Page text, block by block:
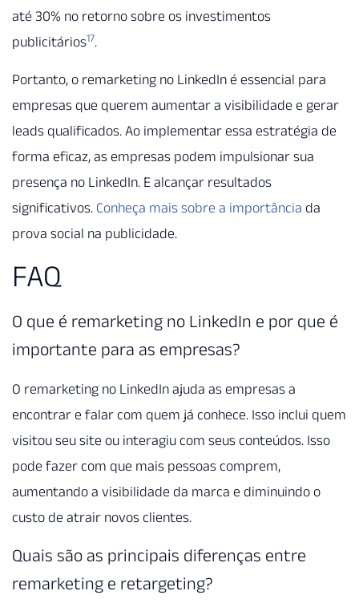
até 30% no retorno sobre os investimentos
publicitários17.
Portanto, o remarketing no LinkedIn é essencial para
empresas que querem aumentar a visibilidade e gerar
leads qualificados. Ao implementar essa estratégia de
forma eficaz, as empresas podem impulsionar sua
presença no LinkedIn. E alcançar resultados
significativos. Conheça mais sobre a importância da
prova social na publicidade.
FAQ
O que é remarketing no LinkedIn e por que é
importante para as empresas?
O remarketing no LinkedIn ajuda as empresas a
encontrar e falar com quem já conhece. Isso inclui quem
visitou seu site ou interagiu com seus conteúdos. Isso
pode fazer com que mais pessoas comprem,
aumentando a visibilidade da marca e diminuindo o
custo de atrair novos clientes.
Quais são as principais diferenças entre
remarketing e retargeting?